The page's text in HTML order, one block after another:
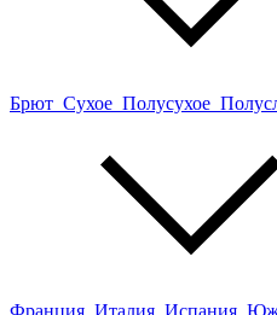
Брют Сухое Полусухое
Франция Италия Испания